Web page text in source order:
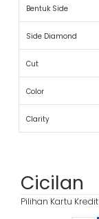
Bentuk Side
Side Diamond
Cut
Color
Clarity
Cicilan
Pilihan Kartu Kredit